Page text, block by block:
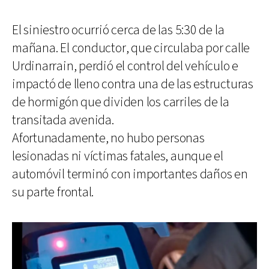
El siniestro ocurrió cerca de las 5:30 de la
mañana. El conductor, que circulaba por calle
Urdinarrain, perdió el control del vehículo e
impactó de lleno contra una de las estructuras
de hormigón que dividen los carriles de la
transitada avenida.
Afortunadamente, no hubo personas
lesionadas ni víctimas fatales, aunque el
automóvil terminó con importantes daños en
su parte frontal.